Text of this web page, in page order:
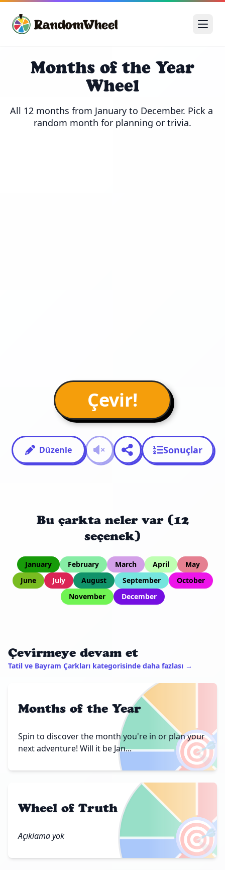
Months of the Year
Wheel
All 12 months from January to December. Pick a
random month for planning or trivia.
Çevir!
Düzenle Sonuçlar
Bu çarkta neler var (12
seçenek)
January February March April
May
June
July August September
October
November
December
Çevirmeye devam et
Tatil ve Bayram Çarkları kategorisinde daha fazlası →
🎯
Months of the Year
Spin to discover the month you're in or plan your
next adventure! Will it be Jan...
🎯
Wheel of Truth
Açıklama yok